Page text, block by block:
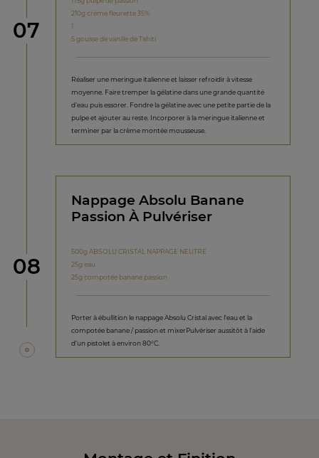
étape
07
210g crème fleurette 35%
1
5 gousse de vanille de Tahiti
Réaliser une meringue italienne et laisser refroidir à vitesse
moyenne. Faire tremper la gélatine dans une grande quantité
d’eau puis essorer. Fondre la gélatine avec une petite partie de la
pulpe et ajouter au reste. Incorporer à la meringue italienne et
terminer par la crème montée mousseuse.
étape
08
Nappage Absolu Banane
Passion À Pulvériser
500g ABSOLU CRISTAL NAPPAGE NEUTRE
25g eau
25g compotée banane passion
Porter à ébullition le nappage Absolu Cristal avec l’eau et la
compotée banane / passion et mixerPulvériser aussitôt à l’aide
d’un pistolet à environ 80°C.